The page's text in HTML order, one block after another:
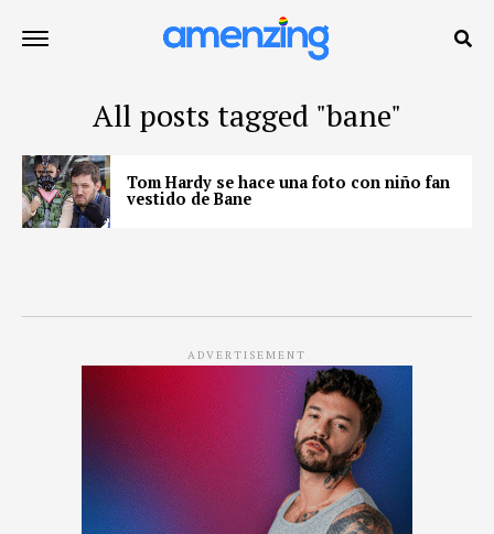
All posts tagged "bane"
Tom Hardy se hace una foto con niño fan
vestido de Bane
ADVERTISEMENT